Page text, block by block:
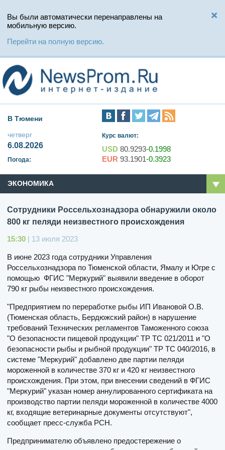
Вы были автоматически перенаправлены на
мобильную версию.
Перейти на полную версию.
В Тюмени
четверг
6.08.2026
Погода:
Курс валют:
USD 80.9293-0.1998
EUR 93.1901-0.3923
ЭКОНОМИКА
Сотрудники Россельхознадзора обнаружили около
800 кг пеляди неизвестного происхождения
15:30 | 13 июля 2023
В июне 2023 года сотрудники Управления
Россельхознадзора по Тюменской области, Ямалу и Югре с
помощью ФГИС "Меркурий" выявили введение в оборот
790 кг рыбы неизвестного происхождения.
"Предприятием по переработке рыбы ИП Ивановой О.В.
(Тюменская область, Бердюжский район) в нарушение
требований Технических регламентов Таможенного союза
"О безопасности пищевой продукции" ТР ТС 021/2011 и "О
безопасности рыбы и рыбной продукции" ТР ТС 040/2016, в
системе "Меркурий" добавлено две партии пеляди
мороженной в количестве 370 кг и 420 кг неизвестного
происхождения. При этом, при внесении сведений в ФГИС
"Меркурий" указан номер аннулированного сертификата на
производство партии пеляди мороженной в количестве 4000
кг, входящие ветеринарные документы отсутствуют",
сообщает пресс-служба РСН.
Предпринимателю объявлено предостережение о